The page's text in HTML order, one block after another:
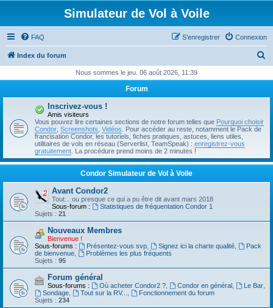
Simulateur de Vol à Voile
FAQ Connexion
S’enregistrer
Index du forum
h
h
Nous sommes le jeu. 06 août 2026, 11:39
Forum
Inscrivez-vous !
Amis visiteurs
Vous pouvez lire certaines sections de notre forum telles que Pourquoi choisir
Condor Screenshots Vidéos . Pour accéder au reste, notamment le Pack de
francisation Condor, les tutoriels, fiches pratiques, astuces, liens utiles,
utilitaires de vols en réseau (Serverlist, TeamSpeak) : enregistrez-vous
gratuitement . La procédure prend moins de 2 minutes !
Condor Simulateur de Vol à Voile
Avant Condor2
Tout... ou presque ce qui a pu être dit avant mars 2018
Sous-forum :
Statistiques de fréquentation Condor 1
Sujets : 21
Nouveaux Membres
Bienvenue !
Sous-forums :
Présentez-vous svp, Signez ici la charte qualité,
Pack
de bienvenue
Problèmes les plus fréquents
Sujets : 95
Forum général
Sous-forums : Où acheter Condor2 ?, Condor en général, Le Bar,
Sondage, Tout sur la RV...
Fonctionnement du forum
Sujets : 234